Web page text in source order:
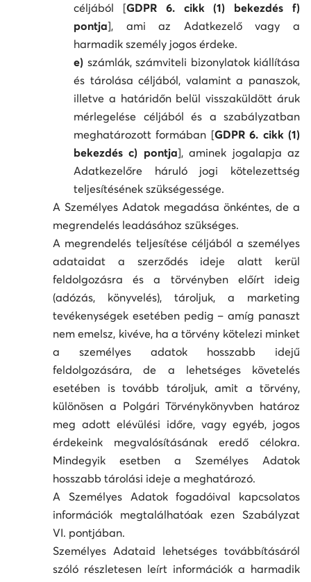
céljából [GDPR 6. cikk (1) bekezdés f)
pontja], ami az Adatkezelő vagy a
harmadik személy jogos érdeke.
e) számlák, számviteli bizonylatok kiállítása
és tárolása céljából, valamint a panaszok,
illetve a határidőn belül visszaküldött áruk
mérlegelése céljából és a szabályzatban
meghatározott formában [GDPR 6. cikk (1)
bekezdés c) pontja], aminek jogalapja az
Adatkezelőre háruló jogi kötelezettség
teljesítésének szükségessége.
A Személyes Adatok megadása önkéntes, de a
megrendelés leadásához szükséges.
A megrendelés teljesítése céljából a személyes
adataidat a szerződés ideje alatt kerül
feldolgozásra és a törvényben előírt ideig
(adózás, könyvelés), tároljuk, a marketing
tevékenységek esetében pedig – amíg panaszt
nem emelsz, kivéve, ha a törvény kötelezi minket
a személyes adatok hosszabb idejű
feldolgozására, de a lehetséges követelés
esetében is tovább tároljuk, amit a törvény,
különösen a Polgári Törvénykönyvben határoz
meg adott elévülési időre, vagy egyéb, jogos
érdekeink megvalósításának eredő célokra.
Mindegyik esetben a Személyes Adatok
hosszabb tárolási ideje a meghatározó.
A Személyes Adatok fogadóival kapcsolatos
információk megtalálhatóak ezen Szabályzat
VI. pontjában.
Személyes Adataid lehetséges továbbításáról
szóló részletesen leírt információk a harmadik